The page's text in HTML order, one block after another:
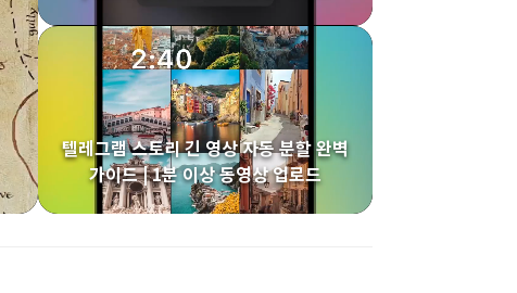
텔레그램 스토리 긴 영상 자동 분할 완벽
가이드 | 1분 이상 동영상 업로드